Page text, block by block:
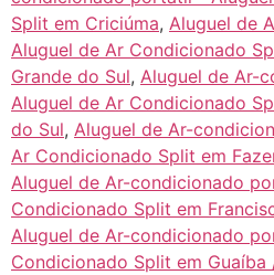
Split em Criciúma, Aluguel de
Aluguel de Ar Condicionado
Grande do Sul, Aluguel de Ar-
Aluguel de Ar Condicionado
do Sul, Aluguel de Ar-
Ar Condicionado Split em
Aluguel de Ar-condicionado
Condicionado Split em
Aluguel de Ar-condicionado
Condicionado Split em Guaíba